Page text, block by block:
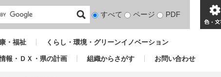
検
対
すべて ページ PDF
色・
文
・福祉 くらし・環境・グリーンイノベーション
報・ＤＸ・県の計画 組織からさがす お問い合わせ